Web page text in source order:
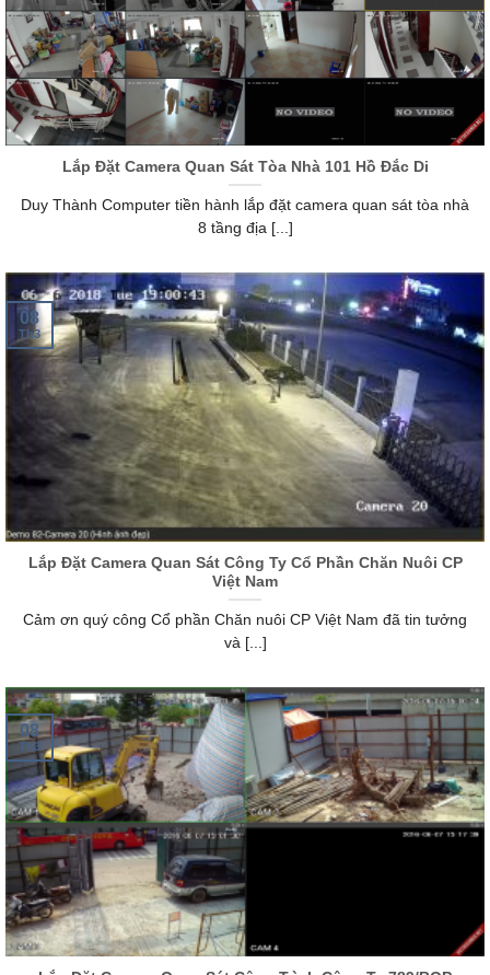
Lắp Đặt Camera Quan Sát Tòa Nhà 101 Hồ Đắc Di
Duy Thành Computer tiền hành lắp đặt camera quan sát tòa nhà
8 tầng địa [...]
Lắp Đặt Camera Quan Sát Công Ty Cổ Phần Chăn Nuôi CP
Việt Nam
Cảm ơn quý công Cổ phần Chăn nuôi CP Việt Nam đã tin tưởng
và [...]
08
Th3
08
Th3